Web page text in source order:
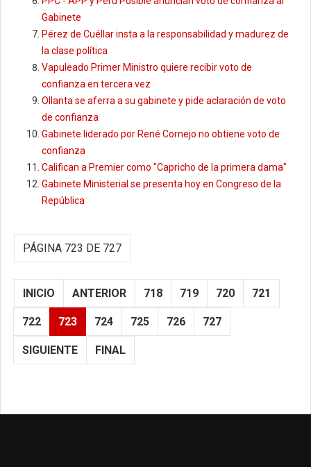
Gabinete
Pérez de Cuéllar insta a la responsabilidad y madurez de
la clase política
Vapuleado Primer Ministro quiere recibir voto de
confianza en tercera vez
Ollanta se aferra a su gabinete y pide aclaración de voto
de confianza
Gabinete liderado por René Cornejo no obtiene voto de
confianza
Califican a Premier como "Capricho de la primera dama"
Gabinete Ministerial se presenta hoy en Congreso de la
República
PÁGINA 723 DE 727
INICIO ANTERIOR 718 719 720 721
722 723 724 725 726 727
SIGUIENTE FINAL